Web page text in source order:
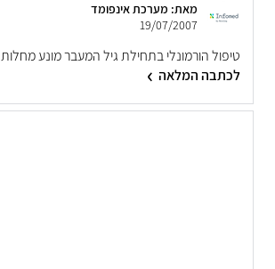
מאת: מערכת אינפומד
19/07/2007
טיפול הורמונלי בתחילת גיל המעבר מונע
לכתבה המלאה